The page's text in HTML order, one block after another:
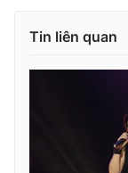
Email:
Tin liên quan